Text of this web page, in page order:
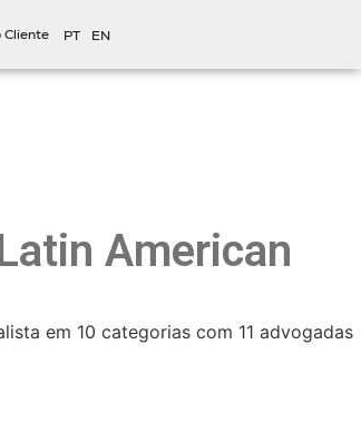
Cliente PT EN
American
em 10 categorias com 11 advogadas